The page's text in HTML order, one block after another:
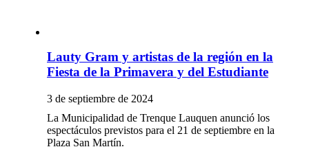
Lauty Gram y artistas de la región en la
Fiesta de la Primavera y del Estudiante
3 de septiembre de 2024
La Municipalidad de Trenque Lauquen anunció los
espectáculos previstos para el 21 de septiembre en la
Plaza San Martín.